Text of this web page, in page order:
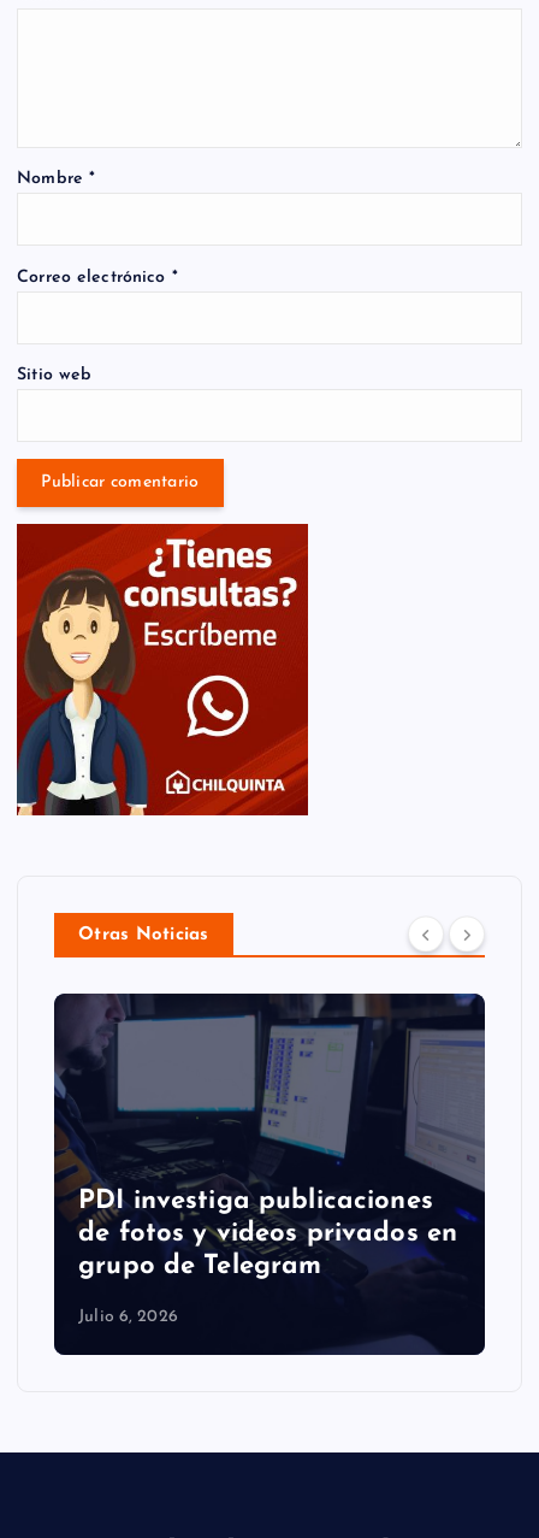
Nombre*
Correo electrónico *
Sitio web
Otras Noticias
PDI investiga publicaciones
de fotos y videos privados en
grupo de Telegram
Julio 6, 2026